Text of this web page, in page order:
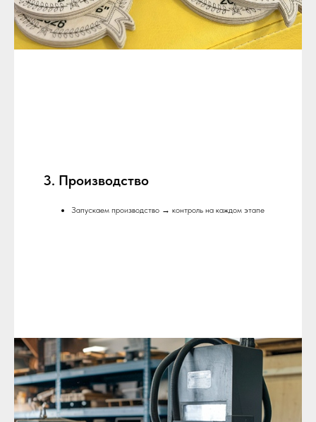
3. Производство
Запускаем производство → контроль на каждом этапе